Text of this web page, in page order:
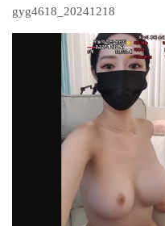
gyg4618_20241218